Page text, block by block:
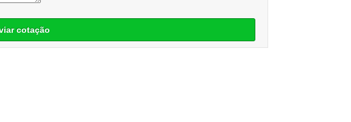
cotação